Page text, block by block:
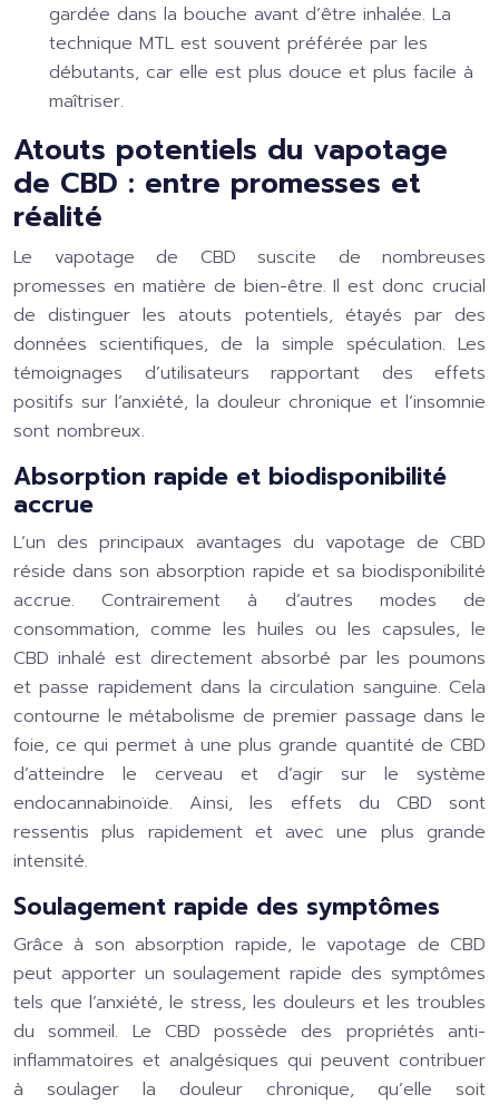
gardée dans la bouche avant d’être inhalée. La
technique MTL est souvent préférée par les
débutants, car elle est plus douce et plus facile à
maîtriser.
Atouts potentiels du vapotage
de CBD : entre promesses et
réalité
Le vapotage de CBD suscite de nombreuses
promesses en matière de bien-être. Il est donc crucial
de distinguer les atouts potentiels, étayés par des
données scientifiques, de la simple spéculation. Les
témoignages d’utilisateurs rapportant des effets
positifs sur l’anxiété, la douleur chronique et l’insomnie
sont nombreux.
Absorption rapide et biodisponibilité
accrue
L’un des principaux avantages du vapotage de CBD
réside dans son absorption rapide et sa biodisponibilité
accrue. Contrairement à d’autres modes de
consommation, comme les huiles ou les capsules, le
CBD inhalé est directement absorbé par les poumons
et passe rapidement dans la circulation sanguine. Cela
contourne le métabolisme de premier passage dans le
foie, ce qui permet à une plus grande quantité de CBD
d’atteindre le cerveau et d’agir sur le système
endocannabinoïde. Ainsi, les effets du CBD sont
ressentis plus rapidement et avec une plus grande
intensité.
Soulagement rapide des symptômes
Grâce à son absorption rapide, le vapotage de CBD
peut apporter un soulagement rapide des symptômes
tels que l’anxiété, le stress, les douleurs et les troubles
du sommeil. Le CBD possède des propriétés anti-
inflammatoires et analgésiques qui peuvent contribuer
à soulager la douleur chronique, qu’elle soit